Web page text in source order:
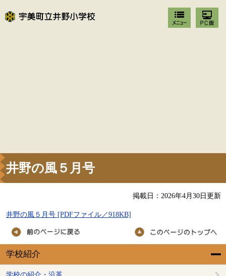
学校紹介
井野の風５月号
掲載日：2026年4月30日更新
井野の風５月号 [PDFファイル／918KB]